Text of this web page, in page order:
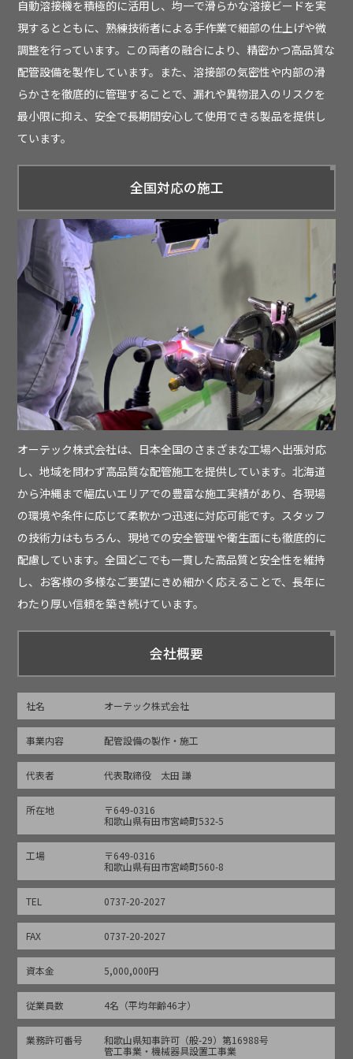
自動溶接機を積極的に活用し、均一で滑らかな溶接ビードを実
現するとともに、熟練技術者による手作業で細部の仕上げや微
調整を行っています。この両者の融合により、精密かつ高品質な
配管設備を製作しています。また、溶接部の気密性や内部の滑
らかさを徹底的に管理することで、漏れや異物混入のリスクを
最小限に抑え、安全で長期間安心して使用できる製品を提供し
ています。
全国対応の施工
オーテック株式会社は、日本全国のさまざまな工場へ出張対応
し、地域を問わず高品質な配管施工を提供しています。北海道
から沖縄まで幅広いエリアでの豊富な施工実績があり、各現場
の環境や条件に応じて柔軟かつ迅速に対応可能です。スタッフ
の技術力はもちろん、現地での安全管理や衛生面にも徹底的に
配慮しています。全国どこでも一貫した高品質と安全性を維持
し、お客様の多様なご要望にきめ細かく応えることで、長年に
わたり厚い信頼を築き続けています。
会社概要
社名 オーテック株式会社
事業内容 配管設備の製作・施工
代表者 代表取締役 太田 謙
所在地
〒649-0316
和歌山県有田市宮崎町532-5
工場
〒649-0316
和歌山県有田市宮崎町560-8
TEL 0737-20-2027
FAX 0737-20-2027
資本金 5,000,000円
従業員数 4名（平均年齢46才）
業務許可番号
和歌山県知事許可（般-29）第16988号
管工事業・機械器具設置工事業